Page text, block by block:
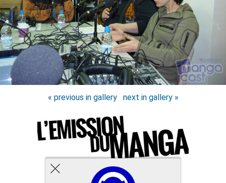
« previous in gallery next in gallery »